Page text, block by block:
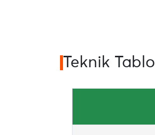
Teknik Tablo